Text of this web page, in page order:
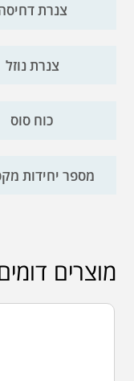
צנרת
צנרת נוזל
כוח סוס
מספר יחידות
מוצרים